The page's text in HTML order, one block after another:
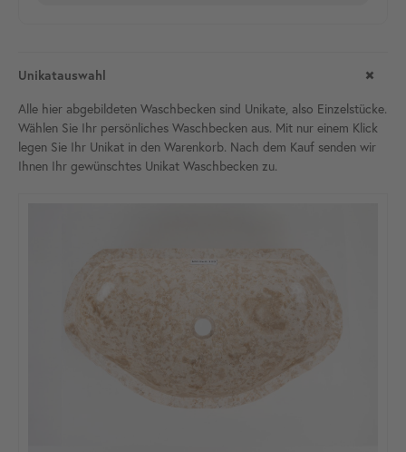
Unikatauswahl
Alle hier abgebildeten Waschbecken sind Unikate, also Einzelstücke.
Wählen Sie Ihr persönliches Waschbecken aus. Mit nur einem Klick
legen Sie Ihr Unikat in den Warenkorb. Nach dem Kauf senden wir
Ihnen Ihr gewünschtes Unikat Waschbecken zu.